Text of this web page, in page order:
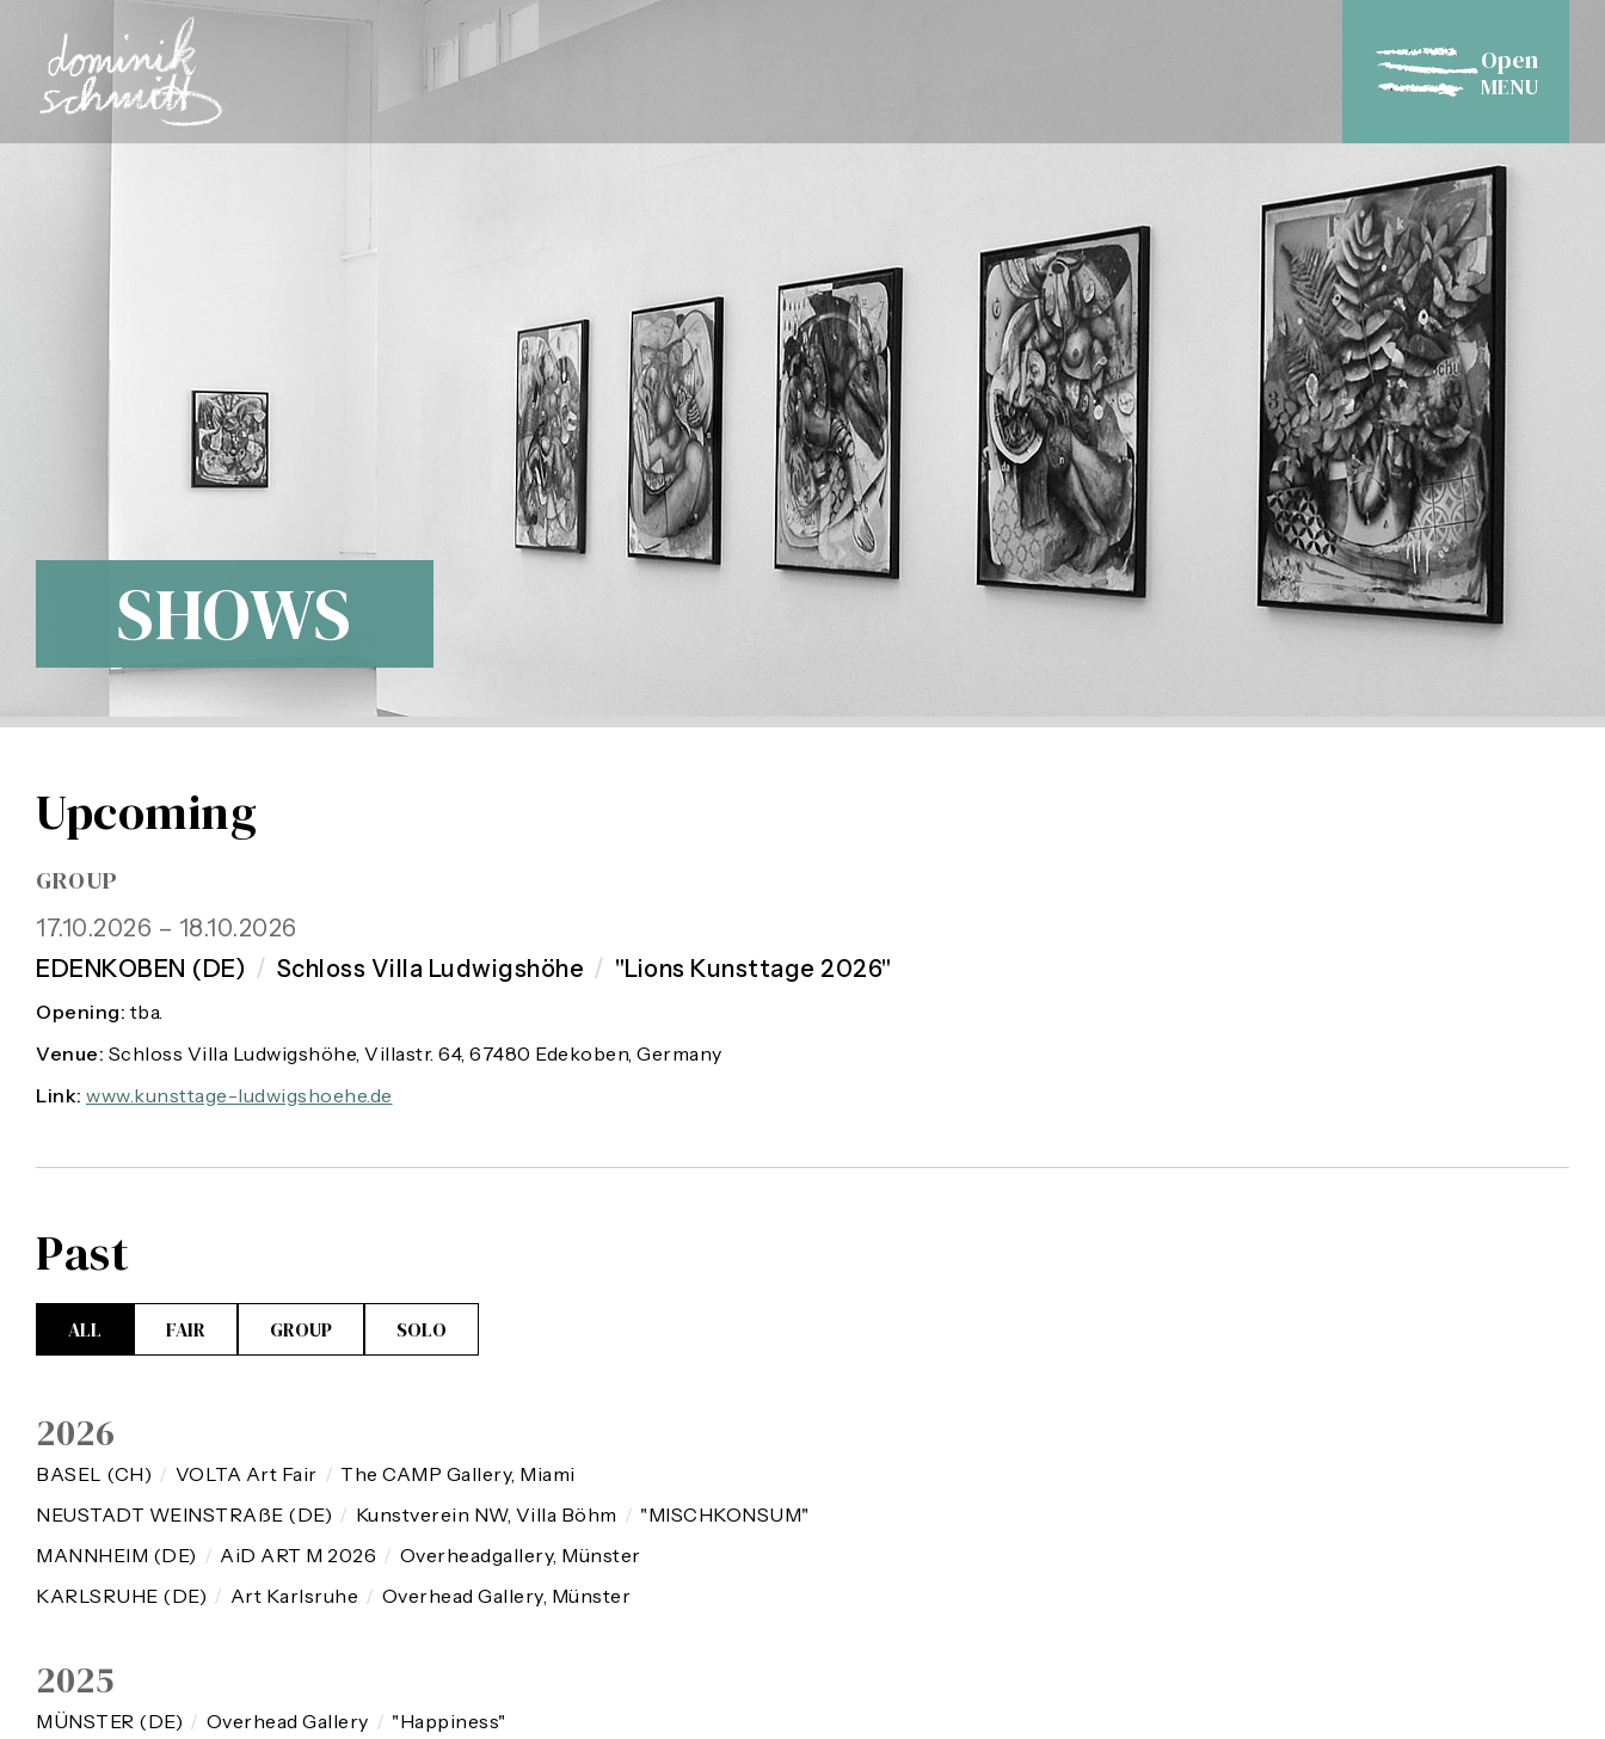
Open
MENU
SHOWS
Upcoming
GROUP
17.10.2026 – 18.10.2026
EDENKOBEN (DE) / Schloss Villa Ludwigshöhe / "Lions Kunsttage 2026"
Opening: tba.
Venue: Schloss Villa Ludwigshöhe, Villastr. 64, 67480 Edekoben, Germany
Link: www.kunsttage-ludwigshoehe.de
Past
ALL FAIR GROUP SOLO
2026
BASEL (CH) / VOLTA Art Fair / The CAMP Gallery, Miami
NEUSTADT WEINSTRAßE (DE) / Kunstverein NW, Villa Böhm / "MISCHKONSUM"
MANNHEIM (DE) / AiD ART M 2026 / Overheadgallery, Münster
KARLSRUHE (DE) / Art Karlsruhe / Overhead Gallery, Münster
2025
MÜNSTER (DE) / Overhead Gallery / "Happiness"